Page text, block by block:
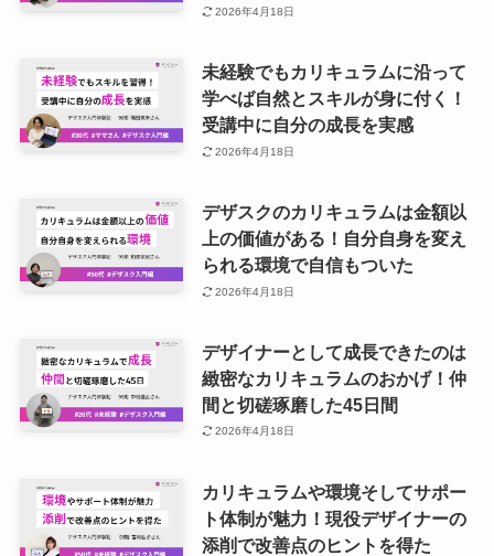
2026年4月18日
未経験でもカリキュラムに沿って
学べば自然とスキルが身に付く！
受講中に自分の成長を実感
2026年4月18日
デザスクのカリキュラムは金額以
上の価値がある！自分自身を変え
られる環境で自信もついた
2026年4月18日
デザイナーとして成長できたのは
緻密なカリキュラムのおかげ！仲
間と切磋琢磨した45日間
2026年4月18日
カリキュラムや環境そしてサポー
ト体制が魅力！現役デザイナーの
添削で改善点のヒントを得た